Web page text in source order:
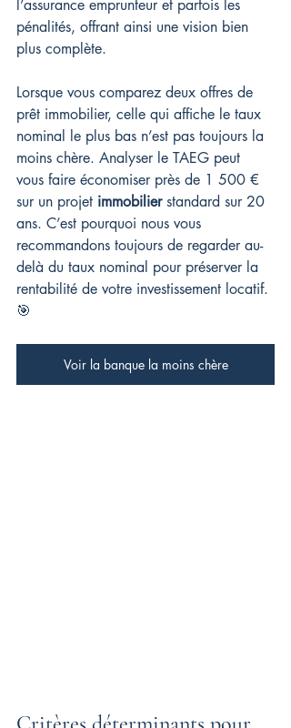
l’assurance emprunteur et parfois les
pénalités, offrant ainsi une vision bien
plus complète.
Lorsque vous comparez deux offres de
prêt immobilier, celle qui affiche le taux
nominal le plus bas n’est pas toujours la
moins chère. Analyser le TAEG peut
vous faire économiser près de 1 500 €
sur un projet immobilier standard sur 20
ans. C’est pourquoi nous vous
recommandons toujours de regarder au-
delà du taux nominal pour préserver la
rentabilité de votre investissement locatif.
🎯
Voir la banque la moins chère